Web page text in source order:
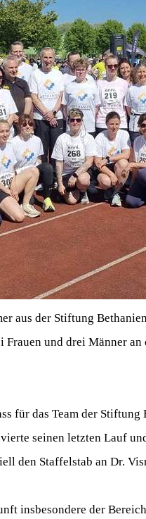
aus der Stiftung
und drei Männer
für das Team der
seinen letzten Lauf
den Staffelstab an Dr.
insbesondere der